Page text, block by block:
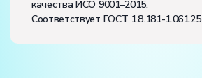
качества ИСО 9001–2015.
Соответствует ГОСТ 1.8.181-1.061.25